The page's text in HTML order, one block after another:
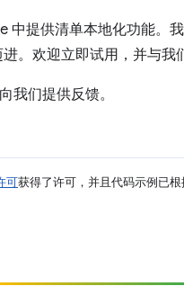
提供清单本地化功能。
。欢迎立即试用，并与我
我们提供反馈。
可获得了许可，并且代码示例已根